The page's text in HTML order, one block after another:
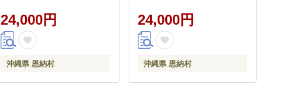
24,000円
沖縄県 恩納村
24,000円
沖縄県 恩納村